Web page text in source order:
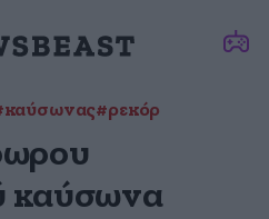
#ρεκόρ
καύσωνα